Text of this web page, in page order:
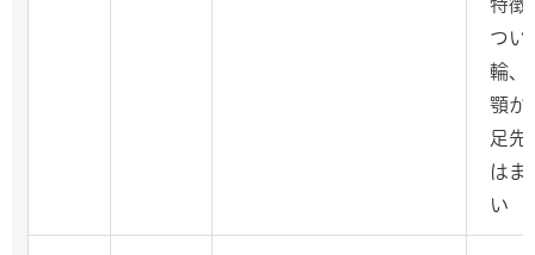
特徴
つい
輪、
顎か
足先
はま
い